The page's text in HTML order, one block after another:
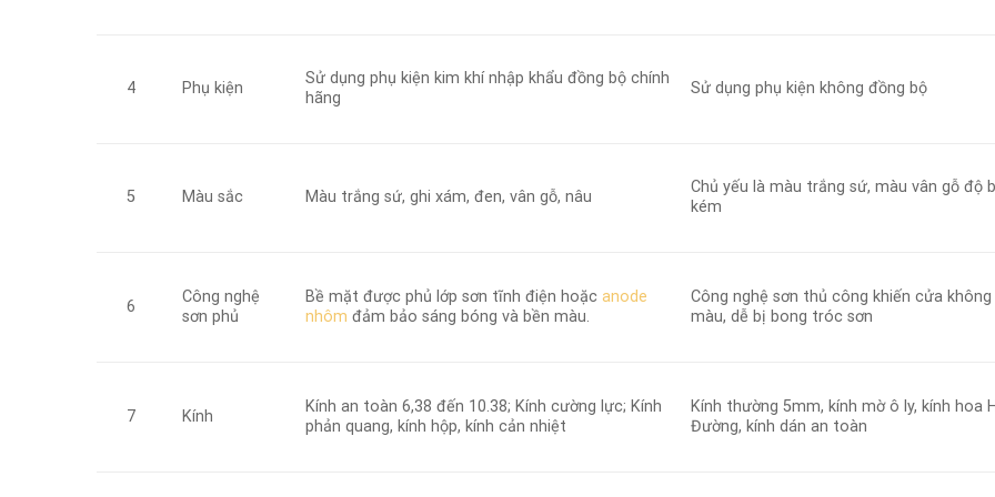
4 Phụ kiện
Sử dụng phụ kiện kim khí nhập khẩu đồng bộ chính
hãng
Sử dụng phụ kiện không đồng bộ
5 Màu sắc Màu trắng sứ, ghi xám, đen, vân gỗ, nâu
Chủ yếu là màu trắng sứ, màu vân gỗ độ
kém
6
Công nghệ
sơn phủ
Bề mặt được phủ lớp sơn tĩnh điện hoặcanode
nhôm đảm bảo sáng bóng và bền màu.
Công nghệ sơn thủ công khiến cửa không
màu, dễ bị bong tróc sơn
7 Kính
Kính an toàn 6,38 đến 10.38; Kính cường lực; Kính
phản quang, kính hộp, kính cản nhiệt
Kính thường 5mm, kính mờ ô ly, kính hoa
Đường, kính dán an toàn